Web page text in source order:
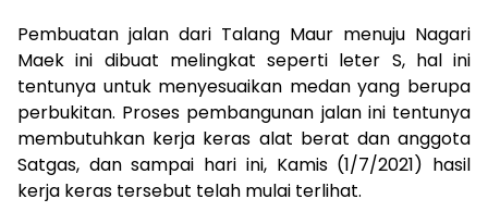
Pembuatan jalan dari Talang Maur menuju Nagari
Maek ini dibuat melingkat seperti leter S, hal ini
tentunya untuk menyesuaikan medan yang berupa
perbukitan. Proses pembangunan jalan ini tentunya
membutuhkan kerja keras alat berat dan anggota
Satgas, dan sampai hari ini, Kamis (1/7/2021) hasil
kerja keras tersebut telah mulai terlihat.